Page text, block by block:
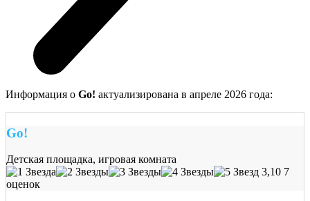
Информация о Go! актуализирована в апреле 2026 года:
Go!
Детская площадка, игровая комната
3,10 7
оценок